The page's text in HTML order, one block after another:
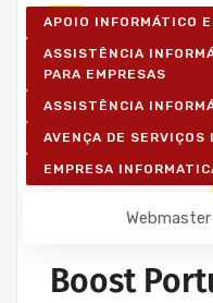
APOIO INFORMÁTICO
ASSISTÊNCIA
PARA EMPRESAS
ASSISTÊNCIA
AVENÇA DE SERVIÇOS
EMPRESA
Webmaster
Boost